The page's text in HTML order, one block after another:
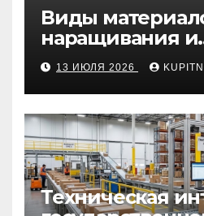
Виды
наращивания и
моделирования
13 ИЮЛЯ 2026
Техническая